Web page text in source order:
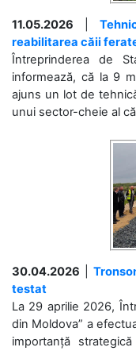
11.05.2026 |
reabilitarea căii
Întreprinderea de
informează, că la 9
ajuns un lot de
unui sector-cheie al
30.04.2026 |
testat
La 29 aprilie 2026,
din Moldova” a
importanță